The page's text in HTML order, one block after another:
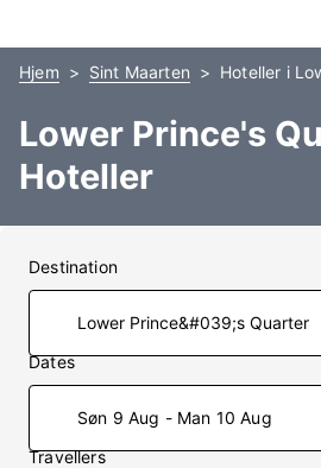
Hjem Sint Maarten Hoteller i
Lower Prince's
Hoteller
Destination
Dates
Søn 9 Aug - Man 10 Aug
Travellers